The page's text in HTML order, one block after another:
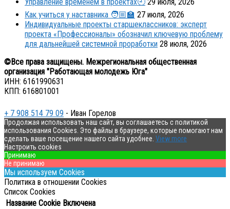
Управление временем в проектах🕘 29 июля, 2026
Как учиться у наставника 🧑🏼‍🏫 27 июля, 2026
Индивидуальные проекты старшеклассников: эксперт
проекта «Профессионалы» обозначил ключевую проблему
для дальнейшей системной проработки 28 июля, 2026
©Все права защищены. Межрегиональная общественная
организация "Работающая молодежь Юга"
ИНН: 6161990631
КПП: 616801001
+ 7 908 514 79 09 - Иван Горелов
Продолжая использовать наш сайт, вы соглашаетесь с политикой
использования Cookies. Это файлы в браузере, которые помогают нам
сделать ваше посещение нашего сайта удобнее. View more
Настроить cookies
Принимаю
Не принимаю
Мы используем Cookies
Политика в отношении Cookies
Список Cookies
Название Cookie Включена